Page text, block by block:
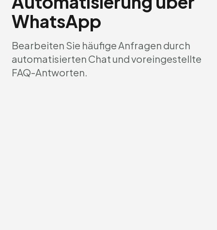
WhatsApp
Bearbeiten Sie häufige Anfragen durch
automatisierten Chat und voreingestellte
FAQ-Antworten.